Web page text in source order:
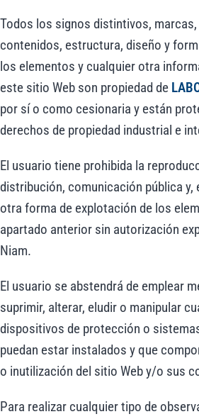
Todos los signos distintivos,
contenidos, estructura, diseño y
los elementos y cualquier otra
este sitio Web son propiedad de
por sí o como cesionaria y están
derechos de propiedad industrial e
El usuario tiene prohibida la
distribución, comunicación pública y,
otra forma de explotación de los
apartado anterior sin autorización
Niam.
El usuario se abstendrá de emplear
suprimir, alterar, eludir o manipular
dispositivos de protección o
puedan estar instalados y que
o inutilización del sitio Web y/o sus
Para realizar cualquier tipo de